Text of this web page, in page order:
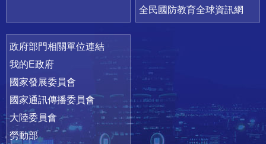
全民國防教育全球資訊網
政府部門相關單位連結
我的E政府
國家發展委員會
國家通訊傳播委員會
大陸委員會
勞動部